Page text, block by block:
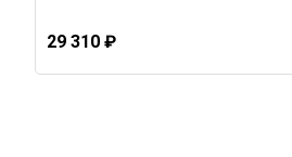
29 310 ₽